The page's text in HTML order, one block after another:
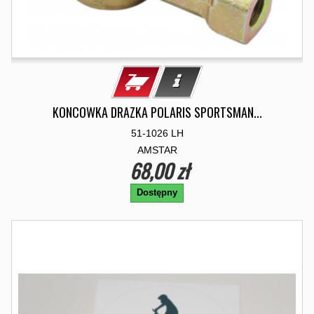
KONCOWKA DRAZKA POLARIS SPORTSMAN...
51-1026 LH
AMSTAR
68,00 zł
Dostępny